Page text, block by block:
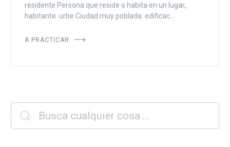
residente Persona que reside o habita en un lugar,
habitante. urbe Ciudad muy poblada. edificac...
A PRACTICAR